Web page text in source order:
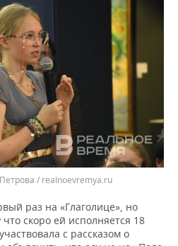
/ realnoevremya.ru
раз на «Глаголице», но
скоро ей исполняется 18
с рассказом о